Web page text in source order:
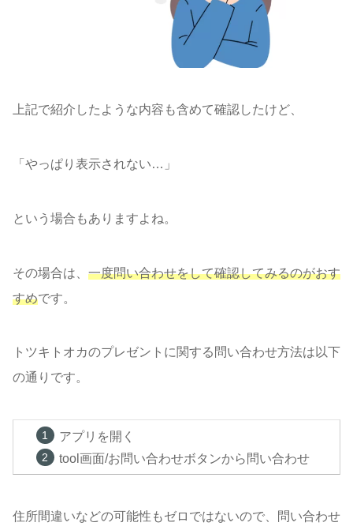
上記で紹介したような内容も含めて確認したけど、
「やっぱり表示されない…」
という場合もありますよね。
その場合は、 一度問い合わせをして確認してみるのがおす
すめです。
トツキトオカのプレゼントに関する問い合わせ方法は以下
の通りです。
アプリを開く
tool画面/お問い合わせボタンから問い合わせ
住所間違いなどの可能性もゼロではないので、問い合わせ